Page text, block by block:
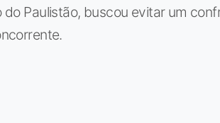
do Paulistão, buscou evitar um